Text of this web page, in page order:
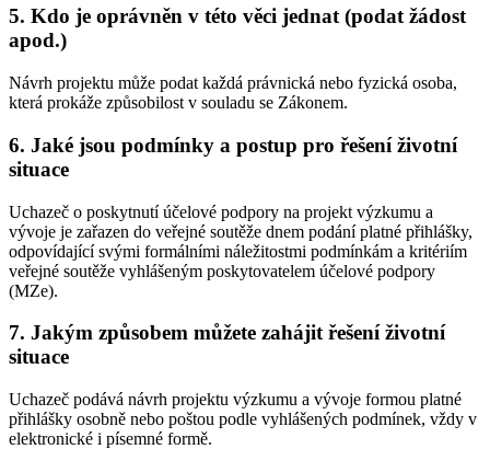
5. Kdo je oprávněn v této věci jednat (podat žádost
apod.)
Návrh projektu může podat každá právnická nebo fyzická osoba,
která prokáže způsobilost v souladu se Zákonem.
6. Jaké jsou podmínky a postup pro řešení životní
situace
Uchazeč o poskytnutí účelové podpory na projekt výzkumu a
vývoje je zařazen do veřejné soutěže dnem podání platné přihlášky,
odpovídající svými formálními náležitostmi podmínkám a kritériím
veřejné soutěže vyhlášeným poskytovatelem účelové podpory
(MZe).
7. Jakým způsobem můžete zahájit řešení životní
situace
Uchazeč podává návrh projektu výzkumu a vývoje formou platné
přihlášky osobně nebo poštou podle vyhlášených podmínek, vždy v
elektronické i písemné formě.